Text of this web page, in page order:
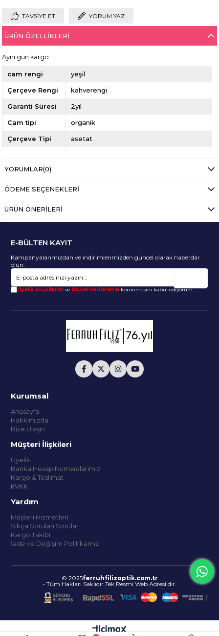
TAVSIYE ET YORUM YAZ
ÜRÜN ÖZELLIKLERI
Aynı gün kargo
cam rengi yeşil
Çerçeve Rengi kahverengi
Garanti Süresi 2yıl
Cam tipi organik
Çerçeve Tipi asetat
burun aralığı
ekartman 53mm
YORUMLAR(0)
ÖDEME SEÇENEKLERI
ÜRÜN ÖNERILERI
E-BÜLTEN KAYIT
Kampanyalarımızdan ve indirimlerimizden güncel olarak haberdar
olun.
Üyelik koşullarını ve kişisel verilerimin korunmasını kabul ediyorum.
Kurumsal
Anasayfa
Hakkımızda
Bize Ulaşın
Müşteri İlişkileri
Üyelik
Banka Hesap Numaralarımız
Kargo & Teslimat
KVKK
Yardım
Müşteri Hizmetleri
Sıkça Sorulan Sorular
Kargo Takibi
İade ve Değişim Politikamız
© 2025ferruhfilizoptik.com.tr
- Tüm Hakları Saklıdır.Tek Resmi Web Adresi'dir.